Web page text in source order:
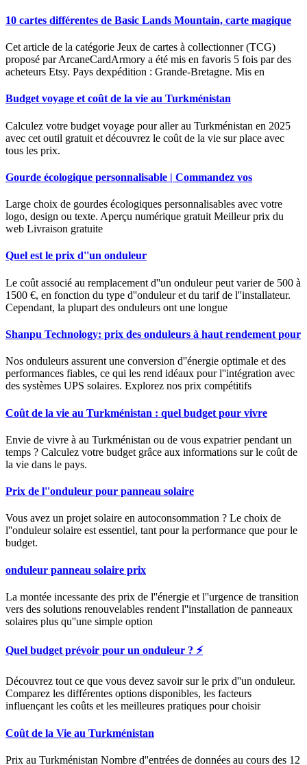
10 cartes différentes de Basic Lands Mountain, carte magique
Cet article de la catégorie Jeux de cartes à collectionner (TCG)
proposé par ArcaneCardArmory a été mis en favoris 5 fois par des
acheteurs Etsy. Pays dexpédition : Grande-Bretagne. Mis en
Budget voyage et coût de la vie au Turkménistan
Calculez votre budget voyage pour aller au Turkménistan en 2025
avec cet outil gratuit et découvrez le coût de la vie sur place avec
tous les prix.
Gourde écologique personnalisable | Commandez vos
Large choix de gourdes écologiques personnalisables avec votre
logo, design ou texte. Aperçu numérique gratuit Meilleur prix du
web Livraison gratuite
Quel est le prix d''un onduleur
Le coût associé au remplacement d''un onduleur peut varier de 500 à
1500 €, en fonction du type d''onduleur et du tarif de l''installateur.
Cependant, la plupart des onduleurs ont une longue
Shanpu Technology: prix des onduleurs à haut rendement pour
Nos onduleurs assurent une conversion d''énergie optimale et des
performances fiables, ce qui les rend idéaux pour l''intégration avec
des systèmes UPS solaires. Explorez nos prix compétitifs
Coût de la vie au Turkménistan : quel budget pour vivre
Envie de vivre à au Turkménistan ou de vous expatrier pendant un
temps ? Calculez votre budget grâce aux informations sur le coût de
la vie dans le pays.
Prix de l''onduleur pour panneau solaire
Vous avez un projet solaire en autoconsommation ? Le choix de
l''onduleur solaire est essentiel, tant pour la performance que pour le
budget.
onduleur panneau solaire prix
La montée incessante des prix de l''énergie et l''urgence de transition
vers des solutions renouvelables rendent l''installation de panneaux
solaires plus qu''une simple option
Quel budget prévoir pour un onduleur ? ⚡
Découvrez tout ce que vous devez savoir sur le prix d''un onduleur.
Comparez les différentes options disponibles, les facteurs
influençant les coûts et les meilleures pratiques pour choisir
Coût de la Vie au Turkménistan
Prix au Turkménistan Nombre d''entrées de données au cours des 12